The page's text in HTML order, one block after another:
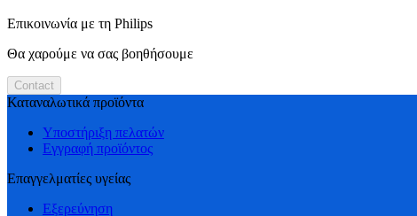
Επικοινωνία με τη Philips
Θα χαρούμε να σας βοηθήσουμε
Contact
Καταναλωτικά προϊόντα
Υποστήριξη πελατών
Εγγραφή προϊόντος
Επαγγελματίες υγείας
Εξερεύνηση